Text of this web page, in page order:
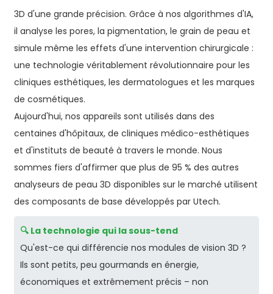
3D d'une grande précision. Grâce à nos algorithmes d'IA,
il analyse les pores, la pigmentation, le grain de peau et
simule même les effets d'une intervention chirurgicale :
une technologie véritablement révolutionnaire pour les
cliniques esthétiques, les dermatologues et les marques
de cosmétiques.
Aujourd'hui, nos appareils sont utilisés dans des
centaines d'hôpitaux, de cliniques médico-esthétiques
et d'instituts de beauté à travers le monde. Nous
sommes fiers d'affirmer que plus de 95 % des autres
analyseurs de peau 3D disponibles sur le marché utilisent
des composants de base développés par Utech.
🔍 La technologie qui la sous-tend
Qu'est-ce qui différencie nos modules de vision 3D ?
Ils sont petits, peu gourmands en énergie,
économiques et extrêmement précis – non